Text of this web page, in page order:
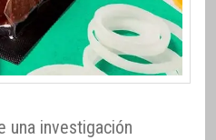
una investigación